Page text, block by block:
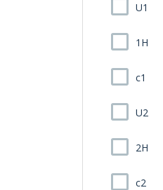
U1
1H
c1
U2
2H
c2